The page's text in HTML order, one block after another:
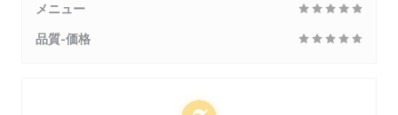
メニュー
品質-価格